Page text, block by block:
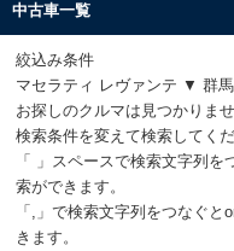
中古車一覧
絞込み条件
マセラティ レヴァンテ ▼ 群
お探しのクルマは見つかりませ
検索条件を変えて検索してくだ
「 」スペースで検索文字列
索ができます。
「,」で検索文字列をつなぐ
きます。